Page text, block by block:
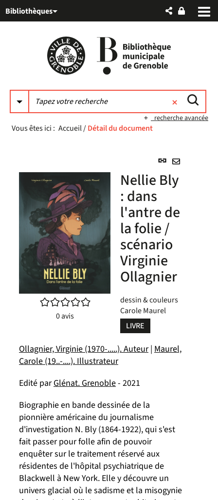
au
auBibliothèques
recherche avancée
Vous êtes ici : Accueil/Détail du document
Lien
(Nouvelle
fenêtre)
par
/5
0avis
Nellie Bly
: dans
l'antre de
la folie /
scénario
Virginie
Ollagnier
dessin & couleurs
Carole Maurel
LIVRE
Ollagnier, Virginie (1970-.....). Auteur| Maurel,
Carole (19..-....). Illustrateur
Edité parGlénat. Grenoble- 2021
Biographie en bande dessinée de la
pionnière américaine du journalisme
d'investigation N. Bly (1864-1922), qui s'est
fait passer pour folle afin de pouvoir
enquêter sur le traitement réservé aux
résidentes de l'hôpital psychiatrique de
Blackwell à New York. Elle y découvre un
univers glacial où le sadisme et la misogynie